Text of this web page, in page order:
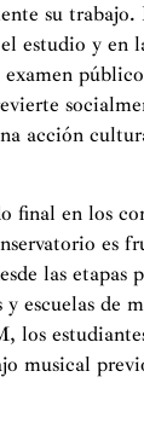
su
estudio y en
acción
final en los
es
las etapas
escuelas de
los
musical